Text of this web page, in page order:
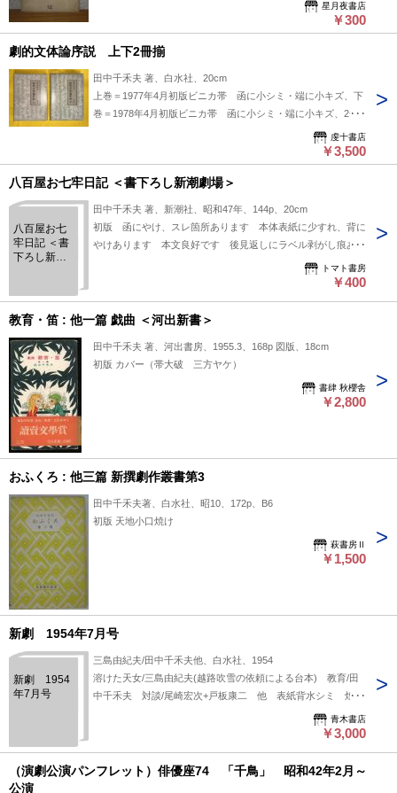
星月夜書店
￥300
劇的文体論序説 上下2冊揃
田中千禾夫 著、白水社、20cm
上巻＝1977年4月初版ビニカ帯 函に小シミ・端に小キズ、下
巻＝1978年4月初版ビニカ帯 函に小シミ・端に小キズ、2冊
虔十書店
￥3,500
八百屋お七牢日記 ＜書下ろし新潮劇場＞
八百屋お七
牢日記 ＜書
下ろし新潮
田中千禾夫 著、新潮社、昭和47年、144p、20cm
初版 函にやけ、スレ箇所あります 本体表紙に少すれ、背に
やけあります 本文良好です 後見返しにラベル剥がし痕あり
トマト書房
￥400
教育・笛 : 他一篇 戯曲 ＜河出新書＞
田中千禾夫 著、河出書房、1955.3、168p 図版、18cm
初版 カバー（帯大破 三方ヤケ）
書肆 秋櫻舎
￥2,800
おふくろ : 他三篇 新撰劇作叢書第3
田中千禾夫著、白水社、昭10、172p、B6
初版 天地小口焼け
萩書房Ⅱ
￥1,500
新劇 1954年7月号
新劇 1954
年7月号
三島由紀夫/田中千禾夫他、白水社、1954
溶けた天女/三島由紀夫(越路吹雪の依頼による台本) 教育/田
中千禾夫 対談/尾崎宏次+戸板康二 他 表紙背水シミ 焼シ
青木書店
￥3,000
（演劇公演パンフレット）俳優座74 「千鳥」 昭和42年2月～
公演